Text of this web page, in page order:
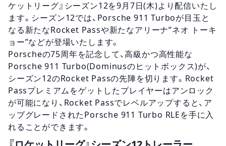
ケットリーグ』シーズン12を9月7日(木)より配信いたし
ます。シーズン12では、Porsche 911 Turboが目玉と
なる新たなRocket Passや新たなアリーナ”ネオ トーキ
ョー”などが登場いたします。
Porscheの75周年を記念して、高級かつ高性能な
Porsche 911 Turbo(Dominusのヒットボックス)が、
シーズン12のRocket Passの先陣を切ります。Rocket
Passプレミアムをゲットしたプレイヤーはアンロック
が可能になり、Rocket Passでレベルアップすると、ア
ップグレードされたPorsche 911 Turbo RLEを手に入
れることができます。